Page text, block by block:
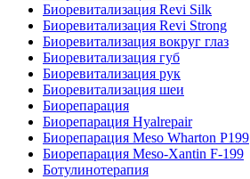
Биоревитализация Revi Silk
Биоревитализация Revi Strong
Биоревитализация вокруг глаз
Биоревитализация губ
Биоревитализация рук
Биоревитализация шеи
Биорепарация
Биорепарация Hyalrepair
Биорепарация Meso Wharton P199
Биорепарация Meso-Xantin F-199
Ботулинотерапия